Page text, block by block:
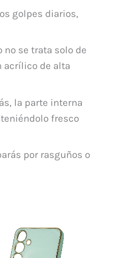
golpes diarios,
se trata solo de
acrílico de alta
la parte interna
fresco
por rasguños o